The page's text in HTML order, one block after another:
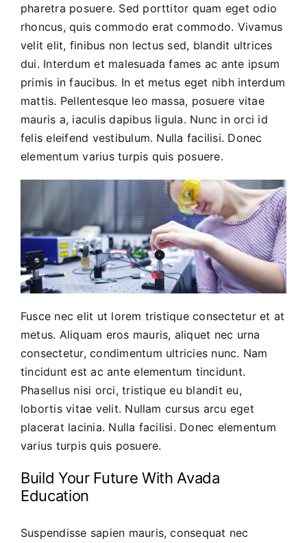
pharetra posuere. Sed porttitor quam eget odio
rhoncus, quis commodo erat commodo. Vivamus
velit elit, finibus non lectus sed, blandit ultrices
dui. Interdum et malesuada fames ac ante ipsum
primis in faucibus. In et metus eget nibh interdum
mattis. Pellentesque leo massa, posuere vitae
mauris a, iaculis dapibus ligula. Nunc in orci id
felis eleifend vestibulum. Nulla facilisi. Donec
elementum varius turpis quis posuere.
Fusce nec elit ut lorem tristique consectetur et at
metus. Aliquam eros mauris, aliquet nec urna
consectetur, condimentum ultricies nunc. Nam
tincidunt est ac ante elementum tincidunt.
Phasellus nisi orci, tristique eu blandit eu,
lobortis vitae velit. Nullam cursus arcu eget
placerat lacinia. Nulla facilisi. Donec elementum
varius turpis quis posuere.
Build Your Future With Avada
Education
Suspendisse sapien mauris, consequat nec